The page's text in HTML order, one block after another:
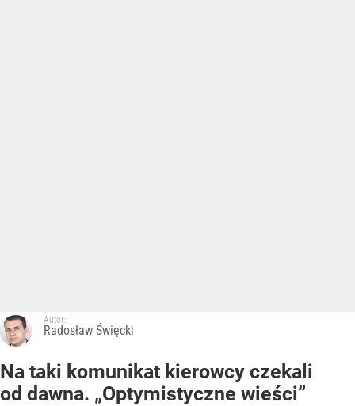
Autor:
Radosław Święcki
Na taki komunikat kierowcy czekali
od dawna. „Optymistyczne wieści”